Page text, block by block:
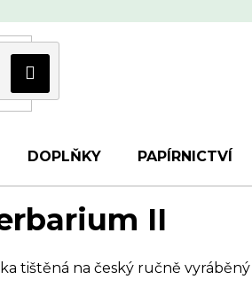
DOPLŇKY PAPÍRNICTVÍ
II
tištěná na český ručně